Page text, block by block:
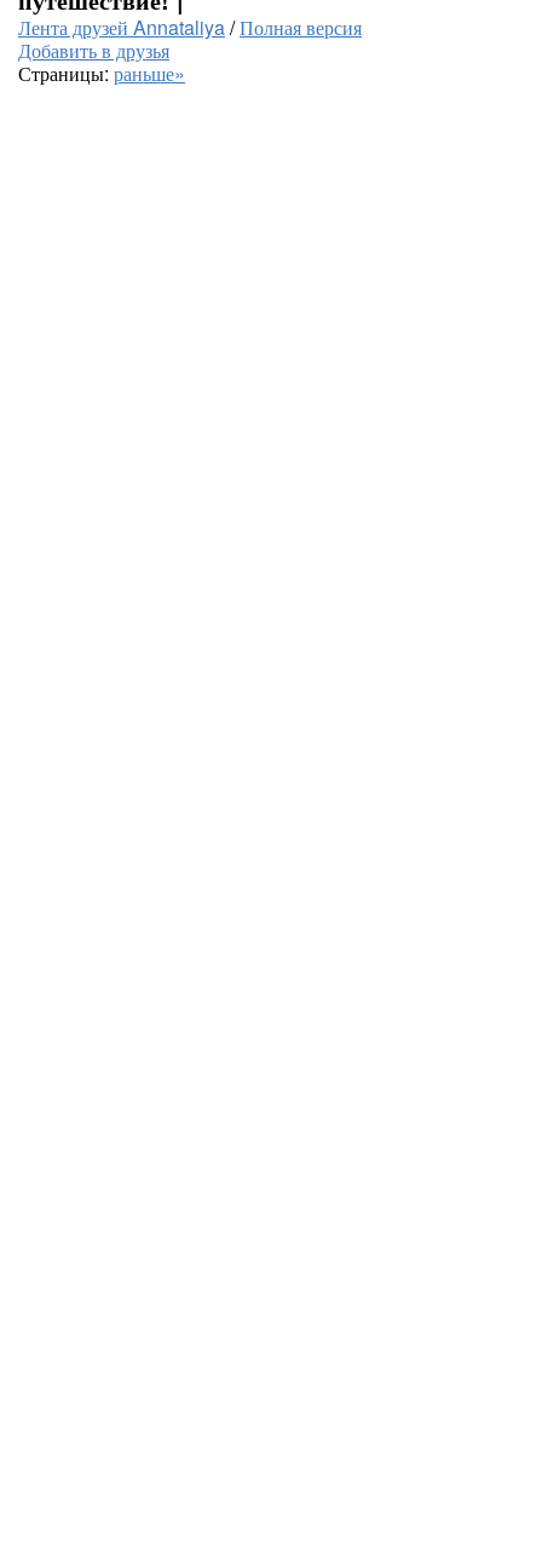
Лента друзей Annataliya/Полная версия
Добавить в друзья
Страницы: раньше»